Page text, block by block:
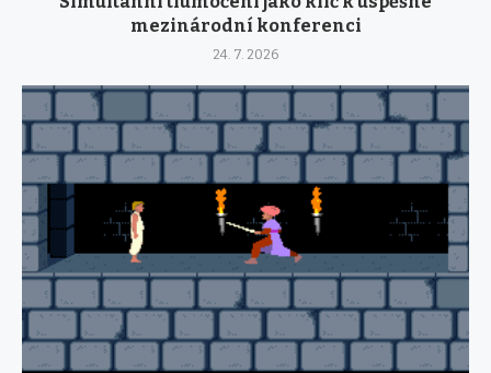
mezinárodní konferenci
24. 7. 2026